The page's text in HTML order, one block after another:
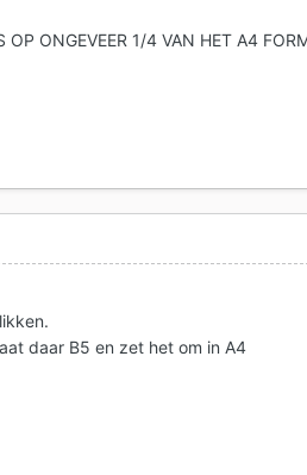
OP ONGEVEER 1/4 VAN HET A4
daar B5 en zet het om in A4